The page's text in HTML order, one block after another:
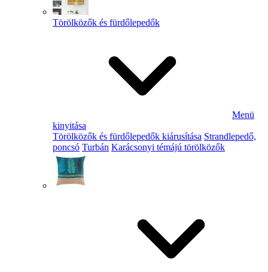
Törölközők és fürdőlepedők
Menü
kinyitása
Törölközők és fürdőlepedők kiárusítása Strandlepedő,
poncsó Turbán Karácsonyi témájú törölközők